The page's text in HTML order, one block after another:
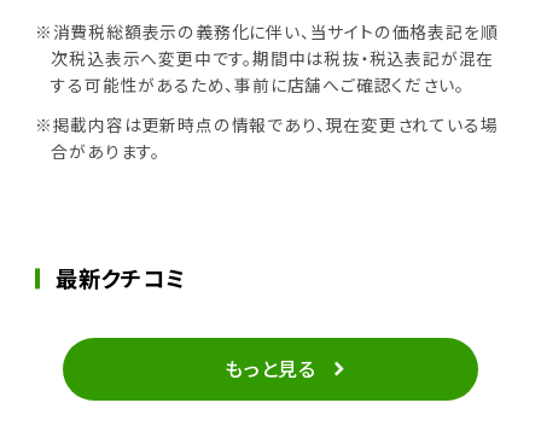
※消費税総額表示の義務化に伴い、当サイトの価格表記を順
次税込表示へ変更中です。期間中は税抜・税込表記が混在
する可能性があるため、事前に店舗へご確認ください。
※掲載内容は更新時点の情報であり、現在変更されている場
合があります。
最新クチコミ
もっと見る